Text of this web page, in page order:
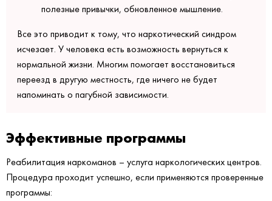
полезные привычки, обновленное мышление.
Все это приводит к тому, что наркотический синдром
исчезает. У человека есть возможность вернуться к
нормальной жизни. Многим помогает восстановиться
переезд в другую местность, где ничего не будет
напоминать о пагубной зависимости.
Эффективные программы
Реабилитация наркоманов – услуга наркологических центров.
Процедура проходит успешно, если применяются проверенные
программы: